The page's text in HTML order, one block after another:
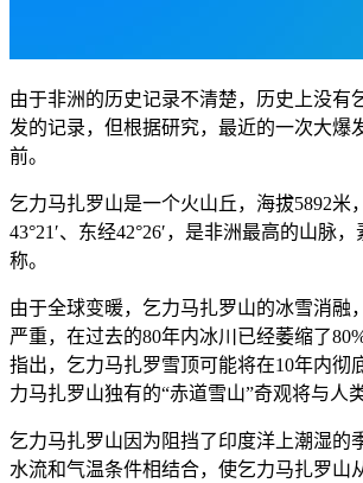
由于非洲的历史记录不清楚，历史上没有
发的记录，但根据研究，最近的一次大爆
前。
乞力马扎罗山是一个火山丘，海拔5892米
43°21′、东经42°26′，是非洲最高的山脉
称。
由于全球变暖，乞力马扎罗山的冰雪消融
严重，在过去的80年内冰川已经萎缩了
指出，乞力马扎罗雪顶可能将在10年内彻
力马扎罗山独有的“赤道雪山”奇观将与人
乞力马扎罗山因为阻挡了印度洋上潮湿的
水流和气温条件相结合，使乞力马扎罗山